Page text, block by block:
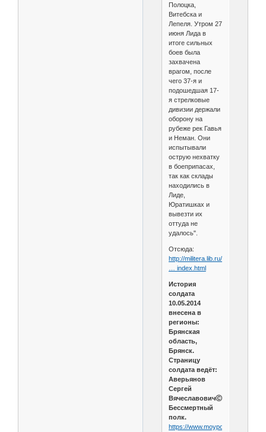
Полоцка,
Витебска и
Лепеля. Утром 27
июня Лида в
итоге сильных
боев была
захвачена
врагом, после
чего 37-я и
подошедшая 17-
я стрелковые
дивизии держали
оборону на
рубеже рек Гавья
и Неман. Они
испытывали
острую нехватку
в боеприпасах,
так как склады
находились в
Лиде,
Юратишках и
вывезти их
оттуда не
удалось".
Отсюда:
http://militera.lib.ru/memo/russian/
… index.html
История
солдата
10.05.2014
внесена в
регионы:
Брянская
область,
Брянск.
Страницу
солдата ведёт:
Аверьянов
Сергей
ВячеславовичⒸmoypolk.ru
Бессмертный
полк.
https://www.moypolk.ru/soldier/